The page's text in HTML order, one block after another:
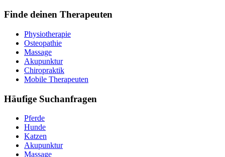
Finde deinen Therapeuten
Physiotherapie
Osteopathie
Massage
Akupunktur
Chiropraktik
Mobile Therapeuten
Häufige Suchanfragen
Pferde
Hunde
Katzen
Akupunktur
Massage